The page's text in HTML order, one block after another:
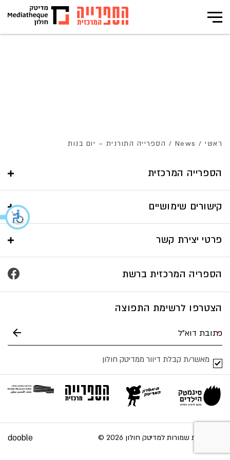
ראשי /
News
/ הספרייה התורנית – יום בנות
הספרייה המרכזית
קישורים שימושיים
פרטי יצירת קשר
הצטרפו לרשימת התפוצה
מאשר/ת קבלת דיוור ממדיטק חולון
הספריה המרכזית ברשת
כל הזכויות שמורות למדיטק חולון 2026 © dooble